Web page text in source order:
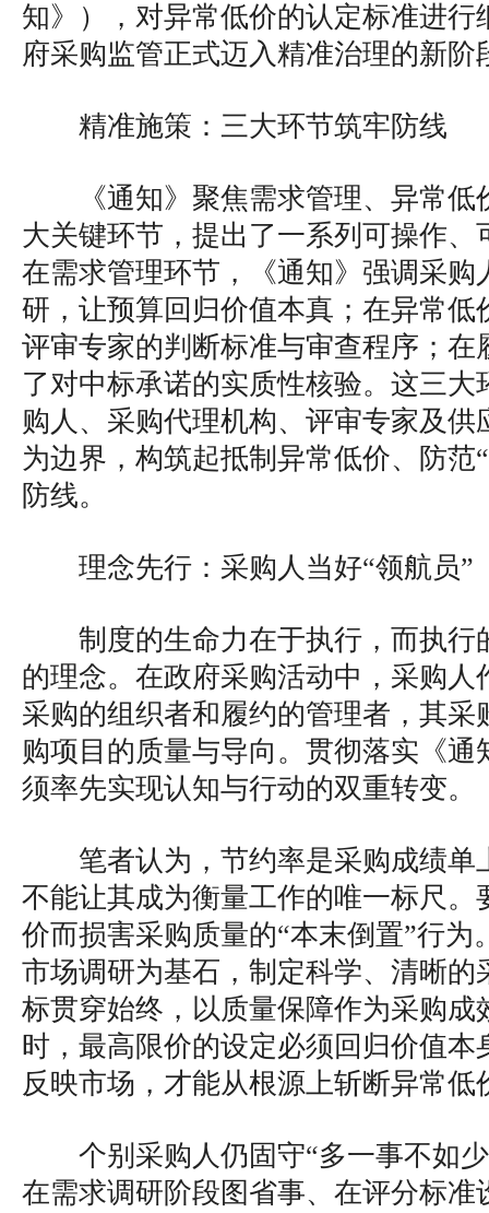
知》），对异常低价的认定标准进行
府采购监管正式迈入精准治理的新阶
精准施策：三大环节筑牢防线
《通知》聚焦需求管理、异常
大关键环节，提出了一系列可操作、
在需求管理环节，《通知》强调采购
研，让预算回归价值本真；在异常低
评审专家的判断标准与审查程序；在
了对中标承诺的实质性核验。这三大
购人、采购代理机构、评审专家及供
为边界，构筑起抵制异常低价、防范
防线。
理念先行：采购人当好“领航员”
制度的生命力在于执行，而执行
的理念。在政府采购活动中，采购人
采购的组织者和履约的管理者，其采
购项目的质量与导向。贯彻落实《通
须率先实现认知与行动的双重转变。
笔者认为，节约率是采购成绩单
不能让其成为衡量工作的唯一标尺。
价而损害采购质量的“本末倒置”行为
市场调研为基石，制定科学、清晰的
标贯穿始终，以质量保障作为采购成
时，最高限价的设定必须回归价值本
反映市场，才能从根源上斩断异常低
个别采购人仍固守“多一事不如
在需求调研阶段图省事、在评分标准